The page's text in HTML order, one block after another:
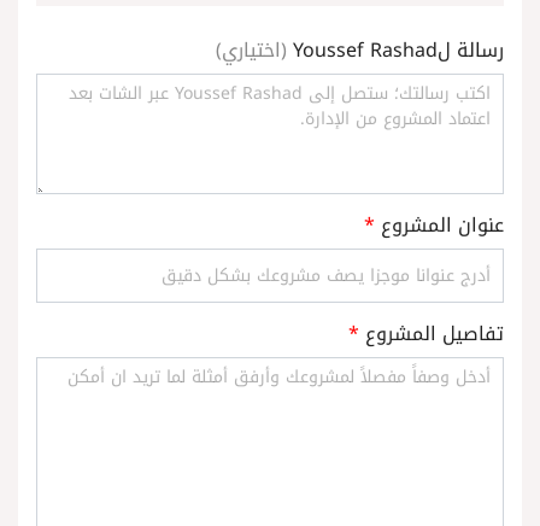
رسالة لYoussef Rashad (اختياري)
عنوان المشروع *
تفاصيل المشروع *